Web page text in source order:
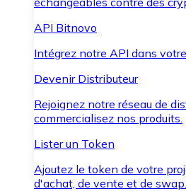
API Bitnovo
Intégrez notre API dans
Devenir Distributeur
Rejoignez notre réseau de
commercialisez nos produits.
Lister un Token
Ajoutez le token de votre
d'achat, de vente et de swap.